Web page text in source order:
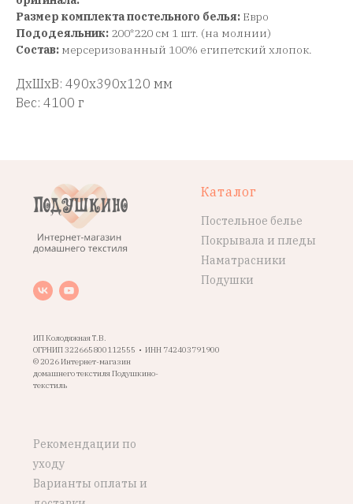
Размер комплекта постельного белья: Евро
Пододеяльник: 200*220 см 1 шт. (на молнии)
Состав: мерсеризованный 100% египетский хлопок.
ДxШxВ: 490x390x120 мм
Вес: 4100 г
ИП Колодяжная Т.В.
ОГРНИП 322665800112555 • ИНН 742403791900
© 2026 Интернет-магазин
домашнего текстиля Подушкино-
текстиль
Каталог
Постельное белье
Покрывала и пледы
Наматрасники
Подушки
Рекомендации по
уходу
Варианты оплаты и